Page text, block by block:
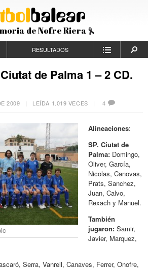
de Nofre Riera
RESULTADOS
de Palma 1 – 2 CD.
2009 | LEÍDA 1.019 VECES |4
Alineaciones:
SP. Ciutat de
Palma: Domingo,
Oliver, García,
Nicolas, Canovas,
Prats, Sanchez,
Juan, Calvo,
Rexach y Manuel.
También
jugaron: Samir,
Javier, Marquez,
Serra, Vanrell, Canaves, Ferrer, Onofre,